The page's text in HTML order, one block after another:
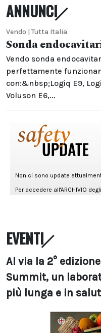
ANNUNCI
Vendo | Tutta Italia
Sonda
Vendo sonda
perfettamente
con:&nbsp;Logiq E9,
Voluson E6,...
EVENTI
Al via la 2°
Summit, un
più lunga e in